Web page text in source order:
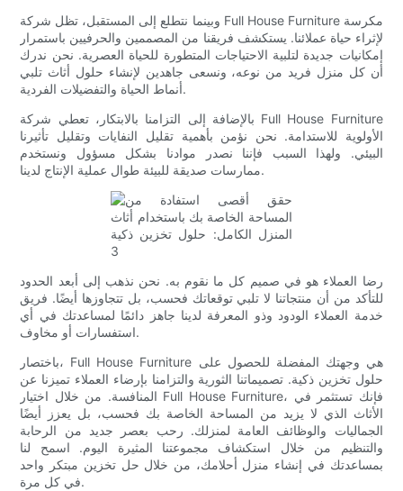
وبينما نتطلع إلى المستقبل، تظل شركة Full House Furniture مكرسة
لإثراء حياة عملائنا. يستكشف فريقنا من المصممين والحرفيين باستمرار
إمكانيات جديدة لتلبية الاحتياجات المتطورة للحياة العصرية. نحن ندرك
أن كل منزل فريد من نوعه، ونسعى جاهدين لإنشاء حلول أثاث تلبي
أنماط الحياة والتفضيلات الفردية.
بالإضافة إلى التزامنا بالابتكار، تعطي شركة Full House Furniture
الأولوية للاستدامة. نحن نؤمن بأهمية تقليل النفايات وتقليل تأثيرنا
البيئي. ولهذا السبب فإننا نصدر موادنا بشكل مسؤول ونستخدم
ممارسات صديقة للبيئة طوال عملية الإنتاج لدينا.
رضا العملاء هو في صميم كل ما نقوم به. نحن نذهب إلى أبعد الحدود
للتأكد من أن منتجاتنا لا تلبي توقعاتك فحسب، بل تتجاوزها أيضًا. فريق
خدمة العملاء الودود وذو المعرفة لدينا جاهز دائمًا لمساعدتك في أي
استفسارات أو مخاوف.
باختصار، Full House Furniture هي وجهتك المفضلة للحصول على
حلول تخزين ذكية. تصميماتنا الثورية والتزامنا بإرضاء العملاء تميزنا عن
المنافسة. من خلال اختيار Full House Furniture، فإنك تستثمر في
الأثاث الذي لا يزيد من المساحة الخاصة بك فحسب، بل يعزز أيضًا
الجماليات والوظائف العامة لمنزلك. رحب بعصر جديد من الرحابة
والتنظيم من خلال استكشاف مجموعتنا المثيرة اليوم. اسمح لنا
بمساعدتك في إنشاء منزل أحلامك، من خلال حل تخزين مبتكر واحد
في كل مرة.